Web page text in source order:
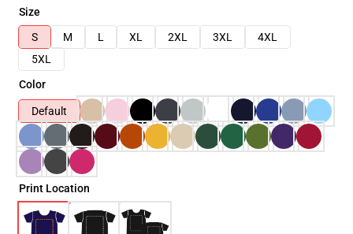
Size
S
M L XL 2XL 3XL
4XL
5XL
Color
Default
Print Location